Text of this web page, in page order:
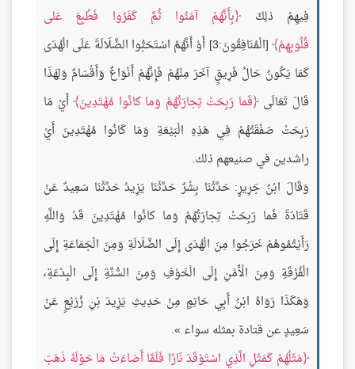
فِيهِمْ ذلِكَ
بِأَنَّهُمْ آمَنُوا ثُمَّ كَفَرُوا فَطُبِعَ عَلى
قُلُوبِهِمْ
[الْمُنَافِقُونَ:3] أَوْ أَنَّهُمُ اسْتَحَبُّوا الضَّلَالَةَ عَلَى الْهُدَى
كَمَا يَكُونُ حَالُ فَرِيقٍ آخَرَ مِنْهُمْ فَإِنَّهُمْ أَنْوَاعٌ وَأَقْسَامٌ وَلِهَذَا
قَالَ تَعَالَى فَما رَبِحَتْ تِجارَتُهُمْ وَما كانُوا مُهْتَدِينَ أَيْ مَا
رَبِحَتْ صَفْقَتُهُمْ فِي هَذِهِ الْبَيْعَةِ وَمَا كَانُوا مُهْتَدِينَ أَيْ
راشدين في صنيعهم ذلك.
وَقَالَ ابْنُ جَرِيرٍ: حَدَّثَنَا بِشْرٌ حَدَّثَنَا يَزِيدُ حَدَّثَنَا سَعِيدٌ عَنْ
قَتَادَةَ فَما رَبِحَتْ تِجارَتُهُمْ وَما كانُوا مُهْتَدِينَ قَدْ وَاللَّهِ
رَأَيْتُمُوهُمْ خَرَجُوا مِنَ الْهُدَى إِلَى الضَّلَالَةِ وَمِنَ الْجَمَاعَةِ إِلَى
الْفُرْقَةِ وَمِنَ الْأَمْنِ إِلَى الْخَوْفِ وَمِنَ السُّنَّةِ إِلَى الْبِدْعَةِ،
وَهَكَذَا رَوَاهُ ابْنُ أَبِي حَاتِمٍ مِنْ حَدِيثِ يَزِيدَ بْنِ زُرَيْعٍ عَنْ
سَعِيدٍ عن قتادة بمثله سواء ».
مَثَلُهُمْ كَمَثَلِ الَّذِي اسْتَوْقَدَ نَارًا فَلَمَّا أَضاءَتْ مَا حَوْلَهُ ذَهَبَ